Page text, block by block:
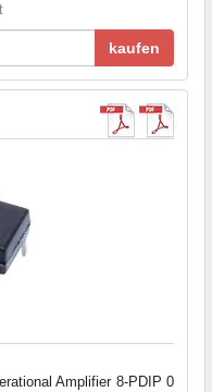
kaufen
Amplifier 8-PDIP 0